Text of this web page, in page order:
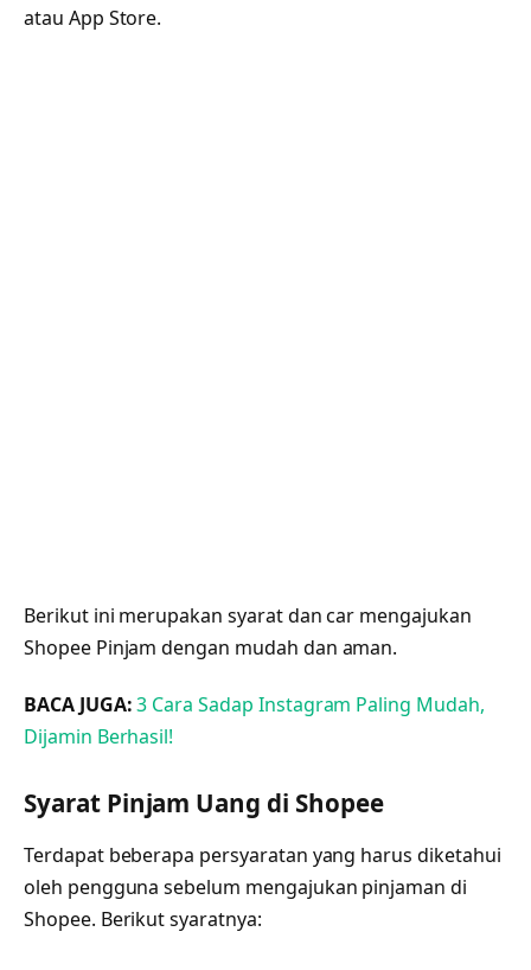
atau App Store.
Berikut ini merupakan syarat dan car mengajukan
Shopee Pinjam dengan mudah dan aman.
BACA JUGA:3 Cara Sadap Instagram Paling Mudah,
Dijamin Berhasil!
Syarat Pinjam Uang di Shopee
Terdapat beberapa persyaratan yang harus diketahui
oleh pengguna sebelum mengajukan pinjaman di
Shopee. Berikut syaratnya: